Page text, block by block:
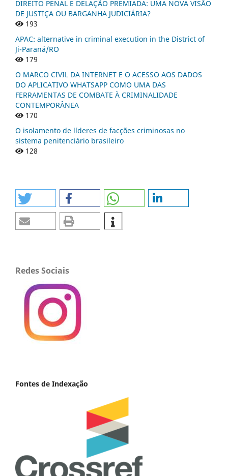
DIREITO PENAL E DELAÇÃO PREMIADA: UMA NOVA VISÃO
DE JUSTIÇA OU BARGANHA JUDICIÁRIA?
193
APAC: alternative in criminal execution in the District of
Ji-Paraná/RO
179
O MARCO CIVIL DA INTERNET E O ACESSO AOS DADOS
DO APLICATIVO WHATSAPP COMO UMA DAS
FERRAMENTAS DE COMBATE À CRIMINALIDADE
CONTEMPORÂNEA
170
O isolamento de líderes de facções criminosas no
sistema penitenciário brasileiro
128
Redes Sociais
Fontes de Indexação